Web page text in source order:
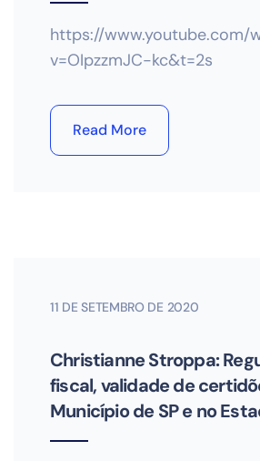
https://www.youtube.com/
v=OIpzzmJC-kc&t=2s
Read More
11 DE SETEMBRO DE 2020
Christianne Stroppa:
fiscal, validade de
Município de SP e no